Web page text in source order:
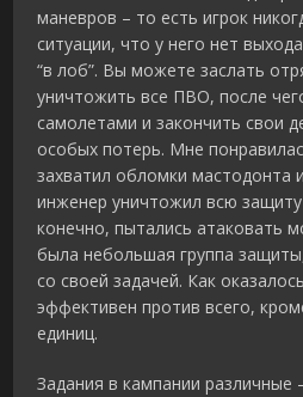
маневров – то есть игрок
ситуации, что у него нет
“в лоб”. Вы можете заслать
уничтожить все ПВО, после
самолетами и закончить свои
особых потерь. Мне
захватил обломки мастодонта
инженер уничтожил всю защиту
конечно, пытались атаковать
была небольшая группа
со своей задачей. Как
эффективен против всего,
единиц.
Задания в кампании различные